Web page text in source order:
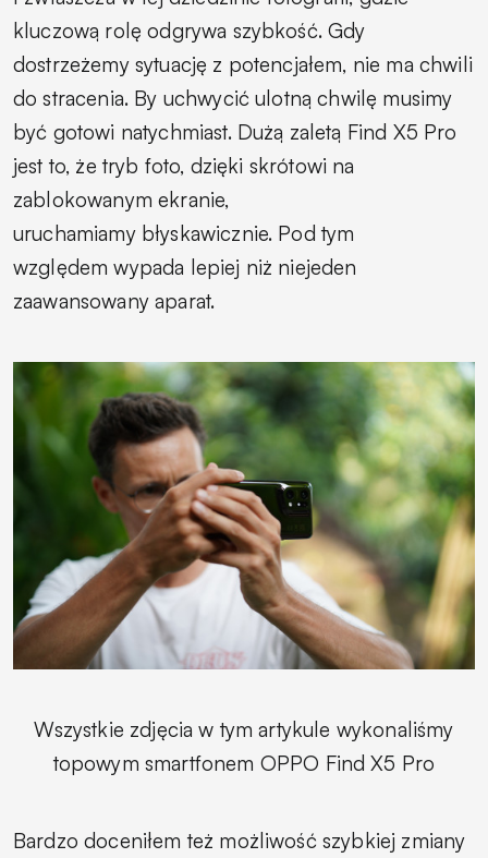
kluczową rolę odgrywa szybkość. Gdy
dostrzeżemy sytuację z potencjałem, nie ma chwili
do stracenia. By uchwycić ulotną chwilę musimy
być gotowi natychmiast. Dużą zaletą Find X5 Pro
jest to, że tryb foto, dzięki skrótowi na
zablokowanym ekranie,
uruchamiamy błyskawicznie. Pod tym
względem wypada lepiej niż niejeden
zaawansowany aparat.
Wszystkie zdjęcia w tym artykule wykonaliśmy
topowym smartfonem OPPO Find X5 Pro
Bardzo doceniłem też możliwość szybkiej zmiany